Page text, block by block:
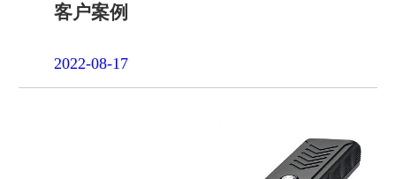
客户案例
2022-08-17